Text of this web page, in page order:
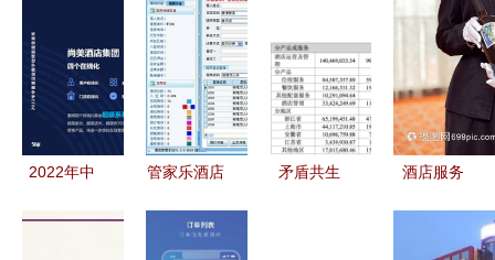
2022年中
管家乐酒店
V1.0.0 餐
矛盾共生
酒店服务